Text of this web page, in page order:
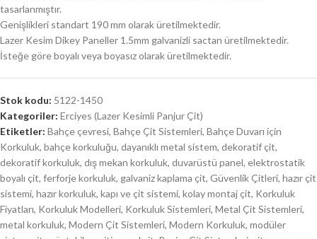
tasarlanmıştır.
Genişlikleri standart 190 mm olarak üretilmektedir.
Lazer Kesim Dikey Paneller 1.5mm galvanizli sactan üretilmektedir.
İsteğe göre boyalı veya boyasız olarak üretilmektedir.
Stok kodu: 5122-1450
Kategoriler: Erciyes (Lazer Kesimli Panjur Çit)
Etiketler: Bahçe çevresi, Bahçe Çit Sistemleri, Bahçe Duvarı için
Korkuluk, bahçe korkuluğu, dayanıklı metal sistem, dekoratif çit,
dekoratif korkuluk, dış mekan korkuluk, duvarüstü panel, elektrostatik
boyalı çit, ferforje korkuluk, galvaniz kaplama çit, Güvenlik Çitleri, hazır çit
sistemi, hazır korkuluk, kapı ve çit sistemi, kolay montaj çit, Korkuluk
Fiyatları, Korkuluk Modelleri, Korkuluk Sistemleri, Metal Çit Sistemleri,
metal korkuluk, Modern Çit Sistemleri, Modern Korkuluk, modüler